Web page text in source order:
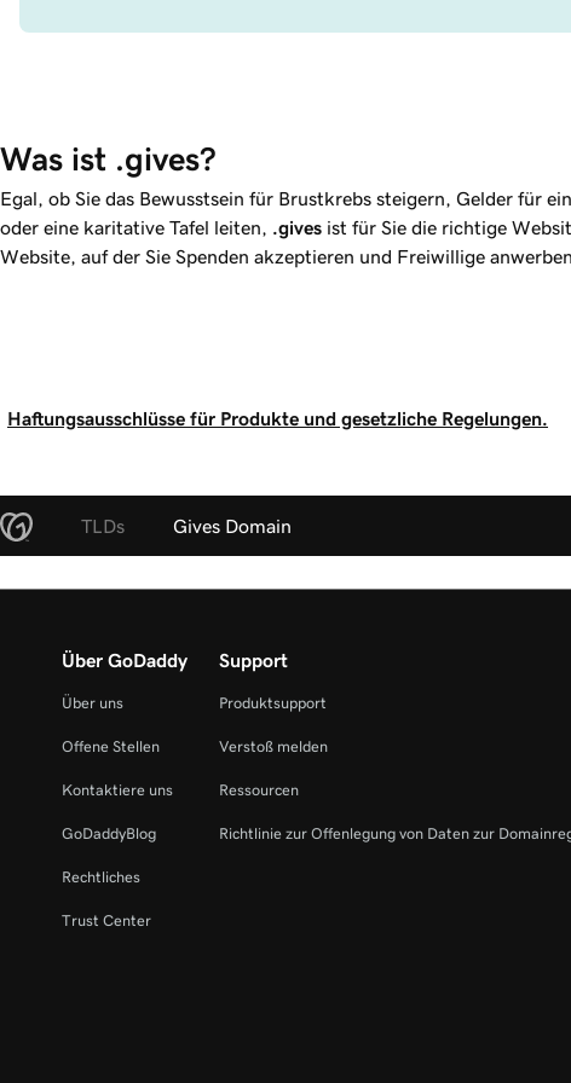
Was ist .gives?
Egal, ob Sie das Bewusstsein für Brustkrebs steigern, Gelder für
oder eine karitative Tafel leiten,
.gives ist für Sie die richtige
Website, auf der Sie Spenden akzeptieren und Freiwillige
Haftungsausschlüsse für Produkte und gesetzliche Regelungen.
TLDs Gives Domain
Über GoDaddy
Über uns
Offene Stellen
Kontaktiere uns
GoDaddyBlog
Rechtliches
Trust Center
Support
Produktsupport
Verstoß melden
Ressourcen
Richtlinie zur Offenlegung von Daten zur